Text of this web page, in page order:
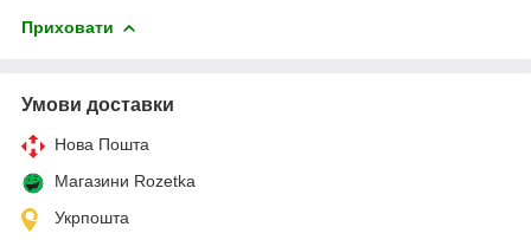
Приховати
Умови доставки
Нова Пошта
Магазини Rozetka
Укрпошта